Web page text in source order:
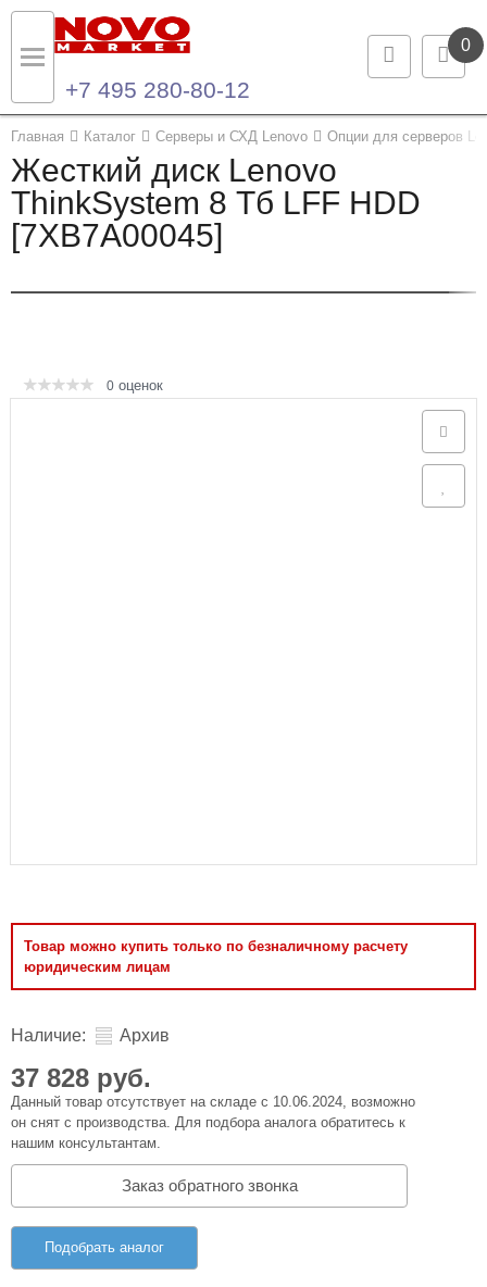
0
+7 495 280-80-12
Главная Каталог Серверы и СХД Lenovo Опции для серверов
Жесткий диск Lenovo
ThinkSystem 8 Тб LFF HDD
[7XB7A00045]
Товар можно купить только по безналичному расчету
юридическим лицам
0 оценок
Наличие: Архив
37 828 руб.
Данный товар отсутствует на складе с 10.06.2024, возможно
он снят с производства. Для подбора аналога обратитесь к
нашим консультантам.
Заказ обратного звонка
Подобрать аналог
Назад
Каталог продукции
Ноутбуки и ультрабуки
Серверы и СХД
Назад
Контакты
Контактная информация